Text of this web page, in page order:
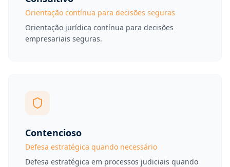
Orientação contínua para decisões seguras
Orientação jurídica contínua para decisões
empresariais seguras.
Contencioso
Defesa estratégica quando necessário
Defesa estratégica em processos judiciais quando